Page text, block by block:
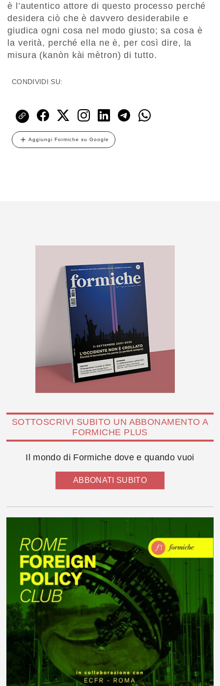
è l’autentico attore di questo processo perché
desidera ciò che è davvero desiderabile e
giudica ogni cosa nel modo giusto; sa cosa è
la verità, perché ella ne è, per così dire, la
misura (kanòn kài mètron) di tutto.
CONDIVIDI SU:
Aggiungi Formiche su Google
SOTTOSCRIVI SUBITO UN ABBONAMENTO A
FORMICHE PLUS
Il mondo di Formiche dove e quando vuoi
ABBONATI SUBITO